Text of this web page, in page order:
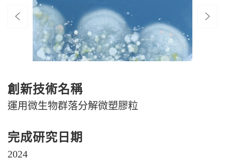
創新技術名稱
運用微生物群落分解微塑膠粒
完成研究日期
2024